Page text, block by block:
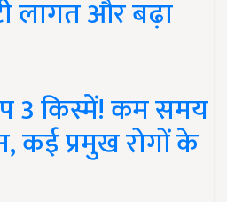
लागत और बढ़ा
3 किस्में! कम समय
कई प्रमुख रोगों के